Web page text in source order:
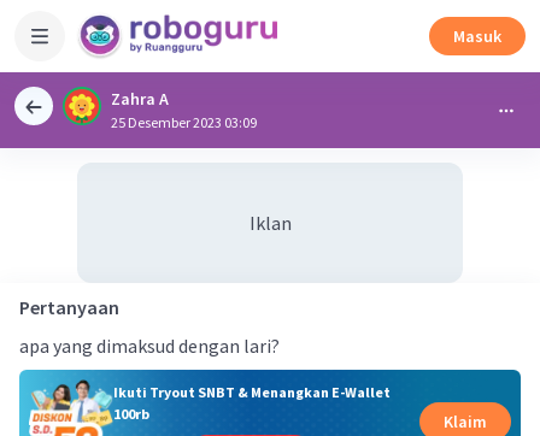
Masuk
Zahra A
25 Desember 2023 03:09
Iklan
Pertanyaan
apa yang dimaksud dengan lari?
Ikuti Tryout SNBT & Menangkan E-Wallet
100rb
Klaim